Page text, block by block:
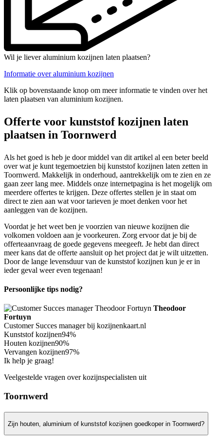
Wil je liever aluminium kozijnen laten plaatsen?
Informatie over aluminium kozijnen
Klik op bovenstaande knop om meer informatie te vinden over het
laten plaatsen van aluminium kozijnen.
Offerte voor kunststof kozijnen laten
plaatsen in Toornwerd
Als het goed is heb je door middel van dit artikel al een beter beeld
over wat je kunt tegemoetzien bij kunststof kozijnen laten zetten in
Toornwerd. Makkelijk in onderhoud, aantrekkelijk om te zien en ze
gaan zeer lang mee. Middels onze internetpagina is het mogelijk om
meerdere offertes te krijgen. Deze offertes stellen je in staat om
direct te zien aan wat voor tarieven je moet denken voor het
aanleggen van de kozijnen.
Voordat je het weet ben je voorzien van nieuwe kozijnen die
volkomen voldoen aan je voorkeuren. Zorg ervoor dat je bij de
offerteaanvraag de goede gegevens meegeeft. Je hebt dan direct
meer kans dat de offerte aansluit op het project dat je wilt uitzetten.
Door de lange levensduur van de kunststof kozijnen kun je er in
ieder geval weer even tegenaan!
Persoonlijke tips nodig?
Theodoor
Fortuyn
Customer Succes manager bij kozijnenkaart.nl
Kunststof kozijnen94%
Houten kozijnen90%
Vervangen kozijnen97%
Ik help je graag!
Veelgestelde vragen over kozijnspecialisten uit
Toornwerd
Zijn houten, aluminium of kunststof kozijnen goedkoper in Toornwerd?